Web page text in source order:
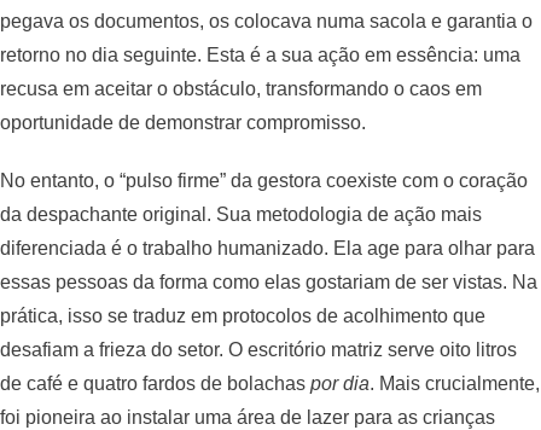
pegava os documentos, os colocava numa sacola e garantia o
retorno no dia seguinte. Esta é a sua ação em essência: uma
recusa em aceitar o obstáculo, transformando o caos em
oportunidade de demonstrar compromisso.
No entanto, o “pulso firme” da gestora coexiste com o coração
da despachante original. Sua metodologia de ação mais
diferenciada é o trabalho humanizado. Ela age para olhar para
essas pessoas da forma como elas gostariam de ser vistas. Na
prática, isso se traduz em protocolos de acolhimento que
desafiam a frieza do setor. O escritório matriz serve oito litros
de café e quatro fardos de bolachas por dia. Mais crucialmente,
foi pioneira ao instalar uma área de lazer para as crianças